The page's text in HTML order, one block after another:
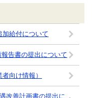
加給付について
告書の提出について
向け情報）
改善計画書の提出に